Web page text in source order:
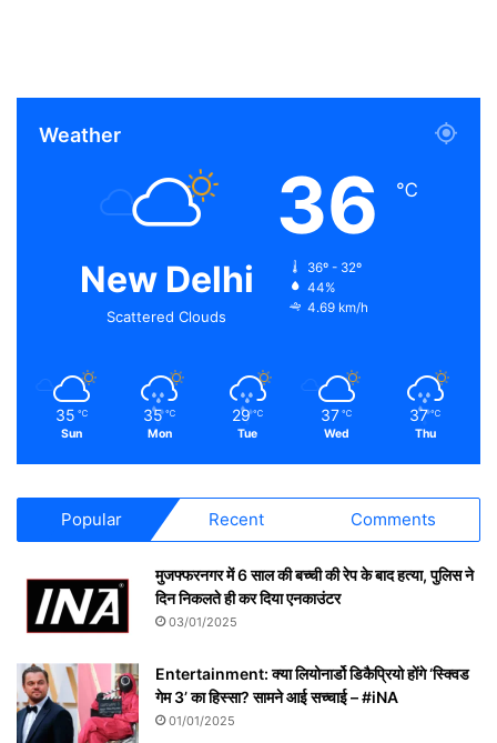
Weather
New Delhi
Scattered Clouds
36 ℃
36º - 32º
44%
4.69 km/h
35 ℃
Sun
35 ℃
Mon
29 ℃
Tue
37 ℃
Wed
37 ℃
Thu
Popular Recent Comments
मुजफ्फरनगर में 6 साल की बच्ची की रेप के बाद हत्या, पुलिस ने
दिन निकलते ही कर दिया एनकाउंटर
03/01/2025
Entertainment: क्या लियोनार्डो डिकैप्रियो होंगे ‘स्क्विड
गेम 3’ का हिस्सा? सामने आई सच्चाई – #iNA
01/01/2025